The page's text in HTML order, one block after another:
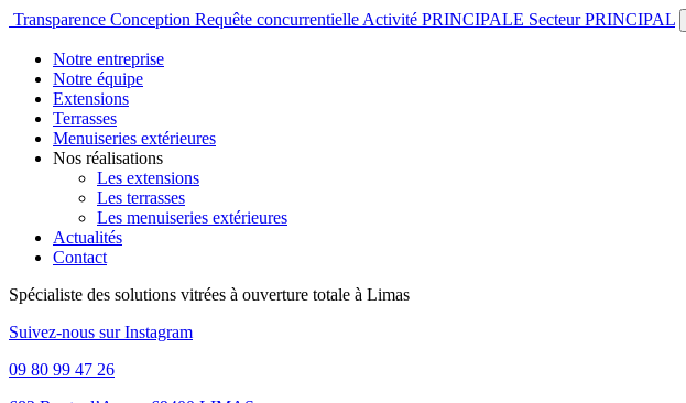
Transparence Conception Requête concurrentielle Activité PRINCIPALE Secteur PRINCIPAL
Notre entreprise
Notre équipe
Extensions
Terrasses
Menuiseries extérieures
Nos réalisations
Les extensions
Les terrasses
Les menuiseries extérieures
Actualités
Contact
Spécialiste des solutions vitrées à ouverture totale à Limas
Suivez-nous sur Instagram
09 80 99 47 26